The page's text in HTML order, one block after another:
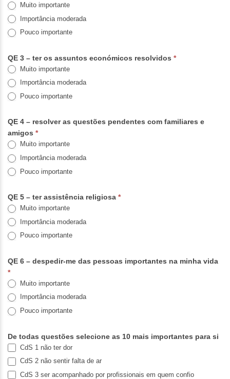
Muito importante
Importância moderada
Pouco importante
QE 3 – ter os assuntos económicos resolvidos *
Muito importante
Importância moderada
Pouco importante
QE 4 – resolver as questões pendentes com familiares e
amigos *
Muito importante
Importância moderada
Pouco importante
QE 5 – ter assistência religiosa *
Muito importante
Importância moderada
Pouco importante
QE 6 – despedir-me das pessoas importantes na minha vida
*
Muito importante
Importância moderada
Pouco importante
De todas questões selecione as 10 mais importantes para si
CdS 1 não ter dor
CdS 2 não sentir falta de ar
CdS 3 ser acompanhado por profissionais em quem confio